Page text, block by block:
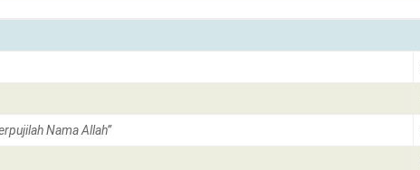
Nama Allah”